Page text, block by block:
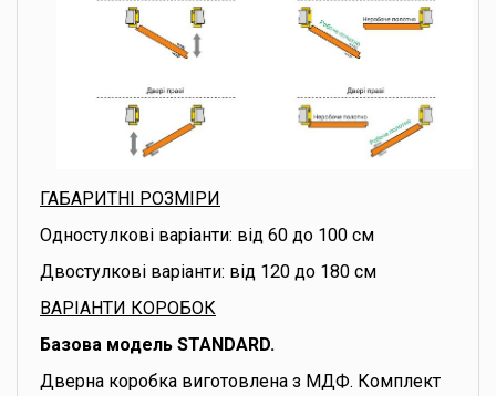
ГАБАРИТНІ РОЗМІРИ
Одностулкові варіанти: від 60 до 100 см
Двостулкові варіанти: від 120 до 180 см
ВАРІАНТИ КОРОБОК
Базова модель STANDARD.
Дверна коробка виготовлена з МДФ. Комплект